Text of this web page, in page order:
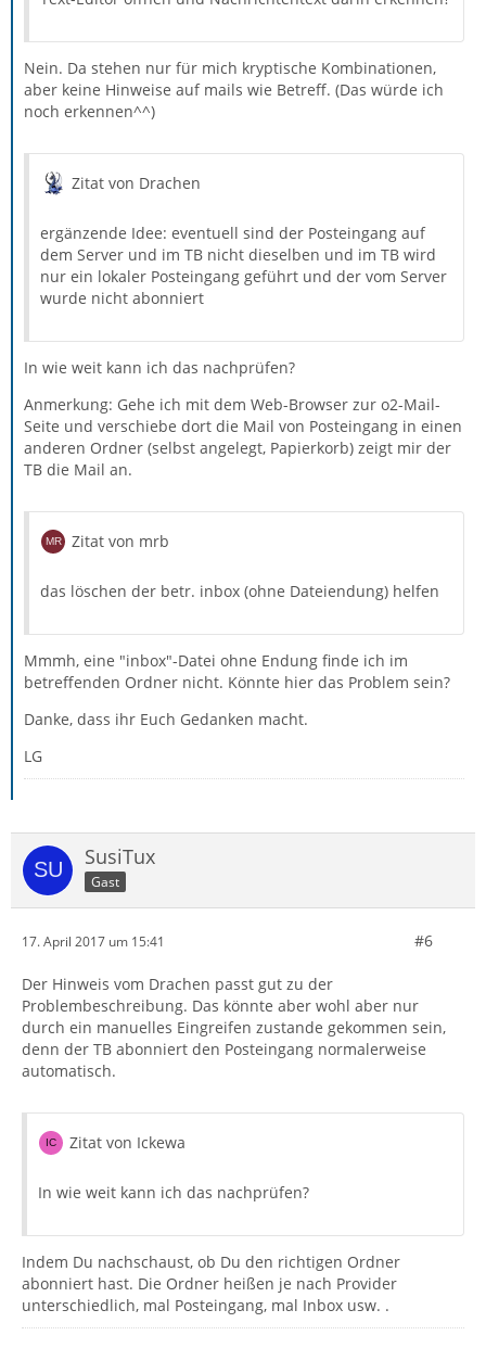
Nein. Da stehen nur für mich kryptische Kombinationen,
aber keine Hinweise auf mails wie Betreff. (Das würde ich
noch erkennen^^)
Zitat von Drachen
ergänzende Idee: eventuell sind der Posteingang auf
dem Server und im TB nicht dieselben und im TB wird
nur ein lokaler Posteingang geführt und der vom Server
wurde nicht abonniert
In wie weit kann ich das nachprüfen?
Anmerkung: Gehe ich mit dem Web-Browser zur o2-Mail-
Seite und verschiebe dort die Mail von Posteingang in einen
anderen Ordner (selbst angelegt, Papierkorb) zeigt mir der
TB die Mail an.
Zitat von mrb
das löschen der betr. inbox (ohne Dateiendung) helfen
Mmmh, eine "inbox"-Datei ohne Endung finde ich im
betreffenden Ordner nicht. Könnte hier das Problem sein?
Danke, dass ihr Euch Gedanken macht.
LG
SusiTux
Gast
17. April 2017 um 15:41 #6
Der Hinweis vom Drachen passt gut zu der
Problembeschreibung. Das könnte aber wohl aber nur
durch ein manuelles Eingreifen zustande gekommen sein,
denn der TB abonniert den Posteingang normalerweise
automatisch.
Zitat von Ickewa
In wie weit kann ich das nachprüfen?
Indem Du nachschaust, ob Du den richtigen Ordner
abonniert hast. Die Ordner heißen je nach Provider
unterschiedlich, mal Posteingang, mal Inbox usw. .